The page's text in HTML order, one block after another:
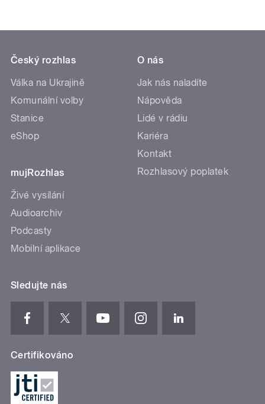
Český rozhlas
Válka na Ukrajině
Komunální volby
Stanice
eShop
mujRozhlas
Živé vysílání
Audioarchiv
Podcasty
Mobilní aplikace
O nás
Jak nás naladíte
Nápověda
Lidé v rádiu
Kariéra
Kontakt
Rozhlasový poplatek
Sledujte nás
Certifikováno